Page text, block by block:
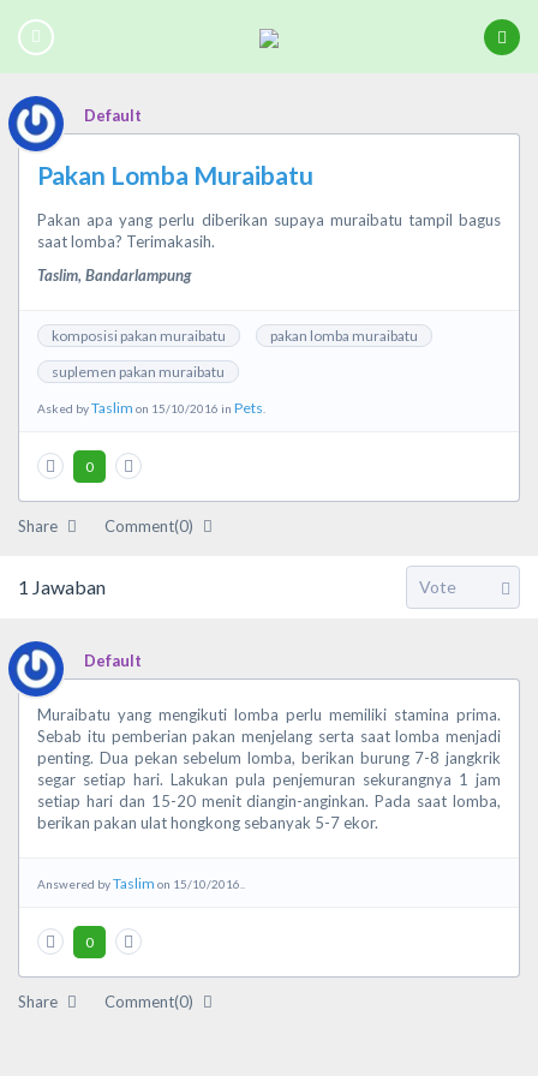
Default
Pakan Lomba Muraibatu
Pakan apa yang perlu diberikan supaya muraibatu tampil bagus
saat lomba? Terimakasih.
Taslim, Bandarlampung
komposisi pakan muraibatu
pakan lomba muraibatu
suplemen pakan muraibatu
Asked byTaslim on 15/10/2016 in Pets
0
Share Comment(0)
1 Jawaban
Default
Muraibatu yang mengikuti lomba perlu memiliki stamina prima.
Sebab itu pemberian pakan menjelang serta saat lomba menjadi
penting. Dua pekan sebelum lomba, berikan burung 7-8 jangkrik
segar setiap hari. Lakukan pula penjemuran sekurangnya 1 jam
setiap hari dan 15-20 menit diangin-anginkan. Pada saat lomba,
berikan pakan ulat hongkong sebanyak 5-7 ekor.
Answered byTaslim on 15/10/2016..
0
Share Comment(0)